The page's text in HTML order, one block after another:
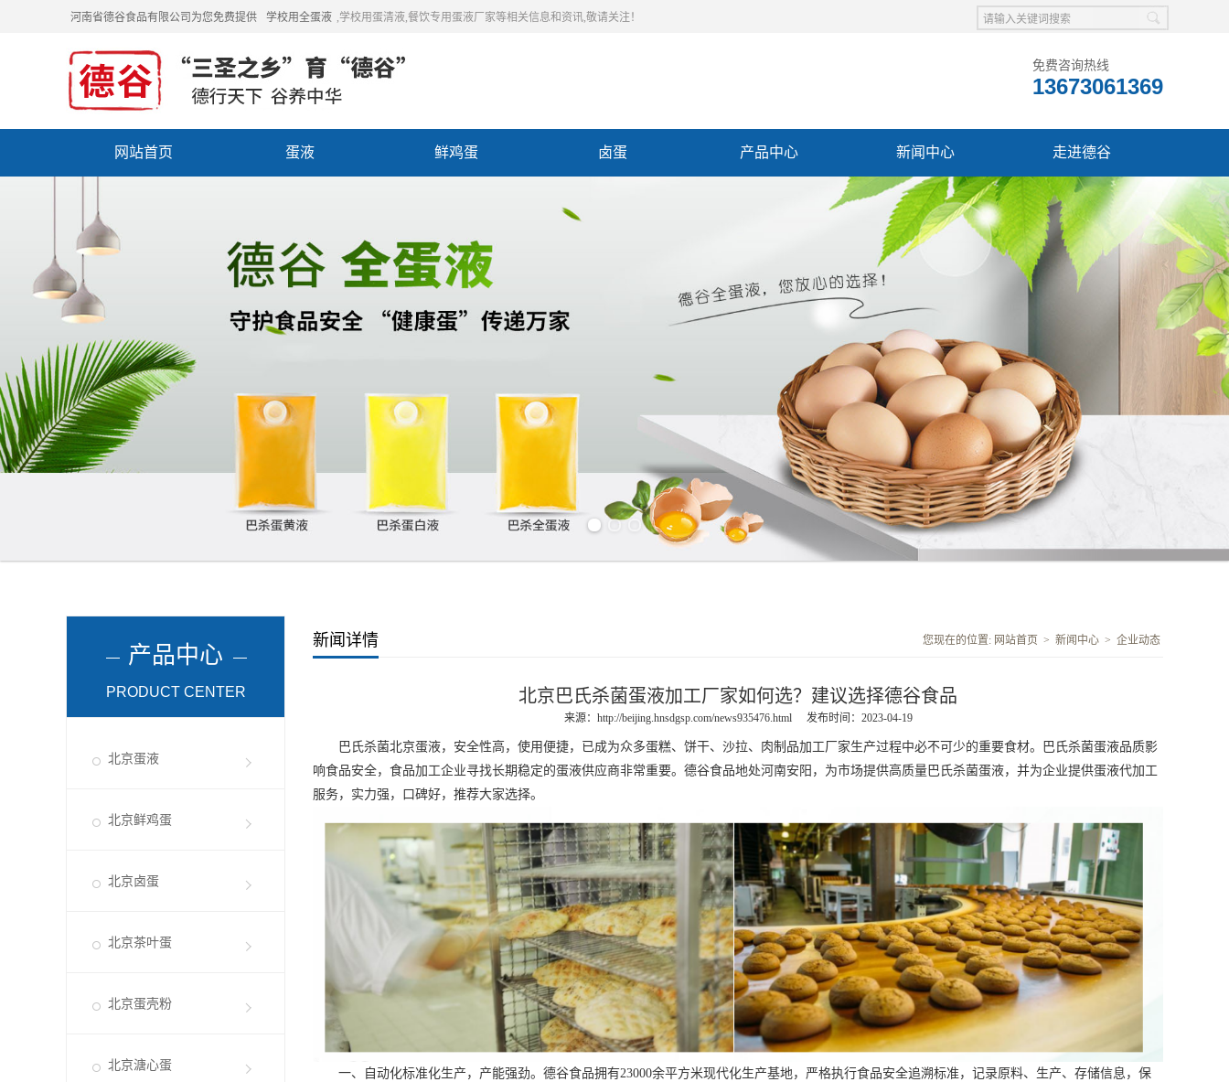
河南省德谷食品有限公司为您免费提供 学校用全蛋液 ,学校用蛋清液,餐饮专用蛋液厂家等相关信息和资讯,敬请关注！
免费咨询热线
13673061369
网站首页 蛋液 鲜鸡蛋 卤蛋 产品中心 新闻中心 走进德谷
产品中心
PRODUCT CENTER
北京蛋液
北京鲜鸡蛋
北京卤蛋
北京茶叶蛋
北京蛋壳粉
北京溏心蛋
新闻详情 您现在的位置: 网站首页 > 新闻中心 > 企业动态
北京巴氏杀菌蛋液加工厂家如何选？建议选择德谷食品
来源： http://beijing.hnsdgsp.com/news935476.html 发布时间：2023-04-19
巴氏杀菌北京蛋液，安全性高，使用便捷，已成为众多蛋糕、饼干、沙拉、肉制品加工厂家生产过程中必不可少的重要食材。巴氏杀菌蛋液品质影
响食品安全，食品加工企业寻找长期稳定的蛋液供应商非常重要。德谷食品地处河南安阳，为市场提供高质量巴氏杀菌蛋液，并为企业提供蛋液代加工
服务，实力强，口碑好，推荐大家选择。
一、自动化标准化生产，产能强劲。德谷食品拥有23000余平方米现代化生产基地，严格执行食品安全追溯标准，记录原料、生产、存储信息，保